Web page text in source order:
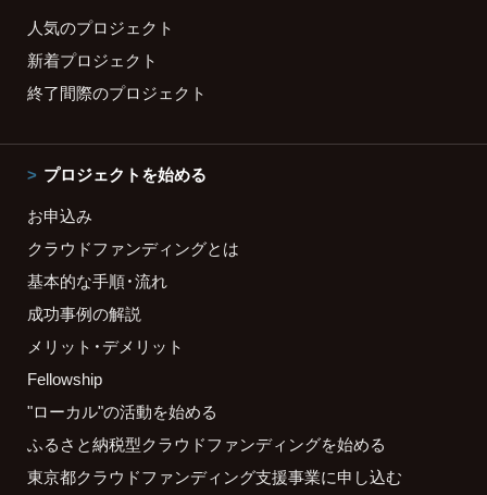
人気のプロジェクト
新着プロジェクト
終了間際のプロジェクト
プロジェクトを始める
お申込み
クラウドファンディングとは
基本的な手順・流れ
成功事例の解説
メリット・デメリット
Fellowship
"ローカル"の活動を始める
ふるさと納税型クラウドファンディングを始める
東京都クラウドファンディング支援事業に申し込む